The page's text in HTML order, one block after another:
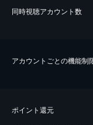
同時視聴アカウント数
アカウントごとの機能制
ポイント還元